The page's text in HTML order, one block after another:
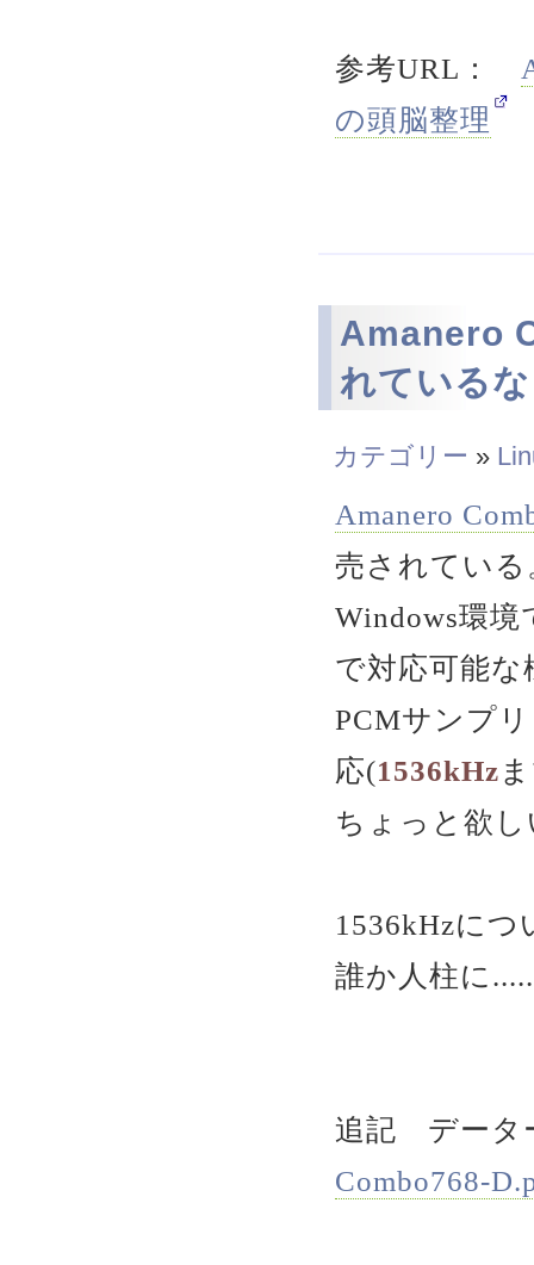
参考URL：
の頭脳整理
Amanero
れている
カテゴリー »
Amanero
売されている
Windows環境
で対応可能な
PCMサンプ
応(1536kHz
ちょっと欲
1536kHzに
誰か人柱に
追記 データ
Combo768-